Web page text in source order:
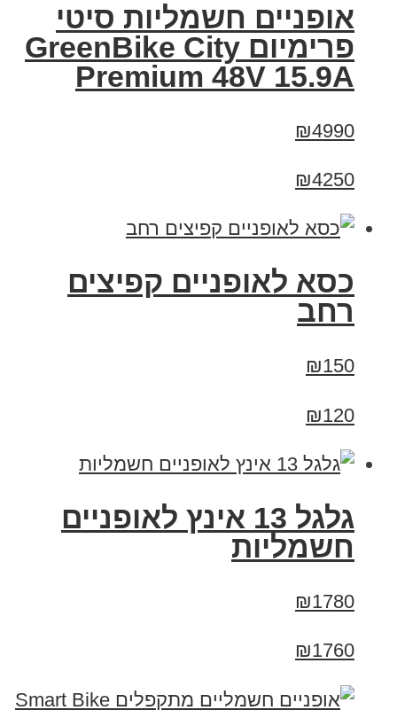
אופניים חשמליות סיטי
פרימיום GreenBike City
Premium 48V 15.9A
₪4990
₪4250
כסא לאופניים קפיצים
רחב
₪150
₪120
גלגל 13 אינץ לאופניים
חשמליות
₪1780
₪1760